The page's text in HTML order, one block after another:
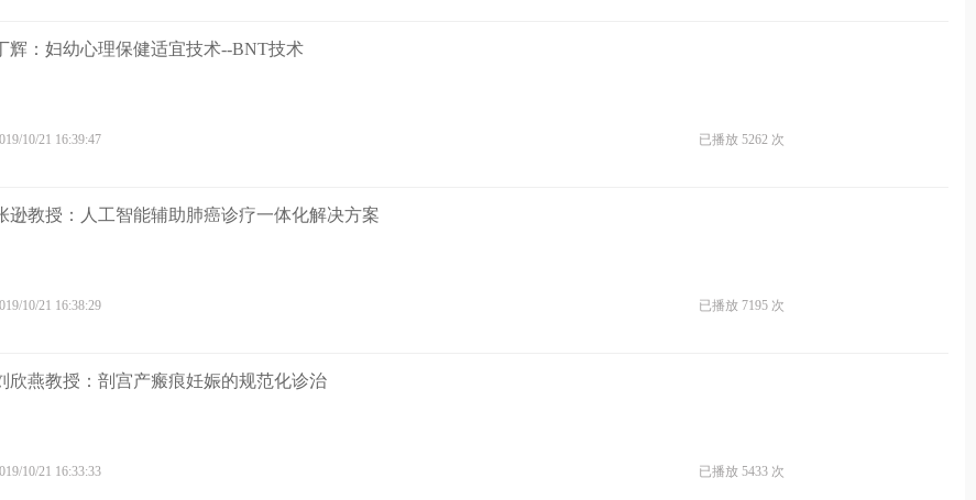
辉：妇幼心理保健适宜技术--BNT技术
10/21 16:39:47 已播放 5262 次
逊教授：人工智能辅助肺癌诊疗一体化解决方案
10/21 16:38:29 已播放 7195 次
欣燕教授：剖宫产瘢痕妊娠的规范化诊治
10/21 16:33:33 已播放 5433 次